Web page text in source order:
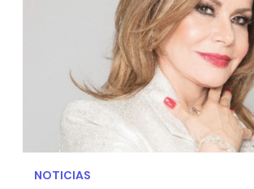
NOTICIAS